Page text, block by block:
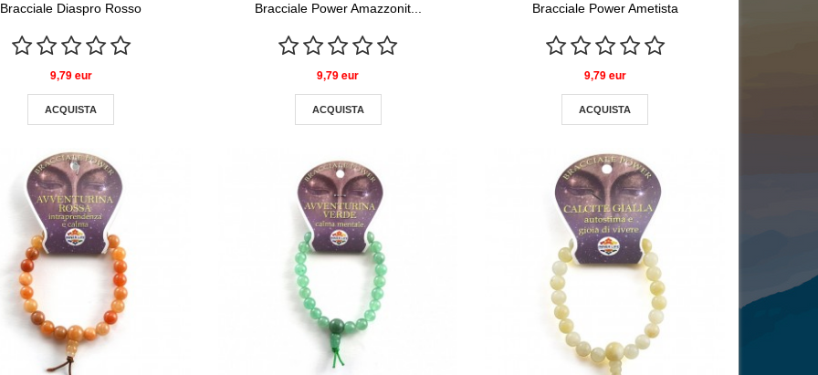
Bracciale Diaspro Rosso
9,79 eur
ACQUISTA
Bracciale Power Amazzonit...
9,79 eur
ACQUISTA
Bracciale Power Ametista
9,79 eur
ACQUISTA